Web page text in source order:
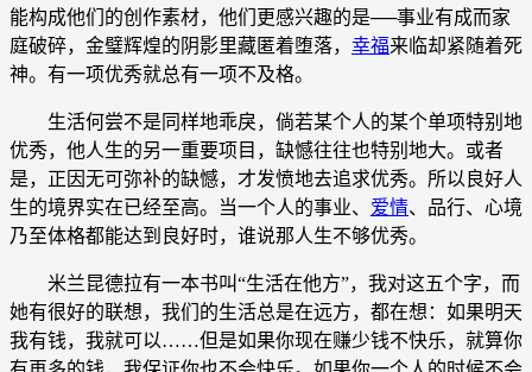
能构成他们的创作素材，他们更感兴趣的是──事业有成而家
庭破碎，金璧辉煌的阴影里藏匿着堕落， 幸福来临却紧随着死
神。有一项优秀就总有一项不及格。
生活何尝不是同样地乖戾，倘若某个人的某个单项特别地
优秀，他人生的另一重要项目，缺憾往往也特别地大。或者
是，正因无可弥补的缺憾，才发愤地去追求优秀。所以良好人
生的境界实在已经至高。当一个人的事业、 爱情、品行、心境
乃至体格都能达到良好时，谁说那人生不够优秀。
米兰昆德拉有一本书叫“生活在他方”，我对这五个字，而
她有很好的联想，我们的生活总是在远方，都在想：如果明天
我有钱，我就可以……但是如果你现在赚少钱不快乐，就算你